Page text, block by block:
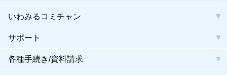
いわみるコミチャン
サポート
各種手続き/資料請求